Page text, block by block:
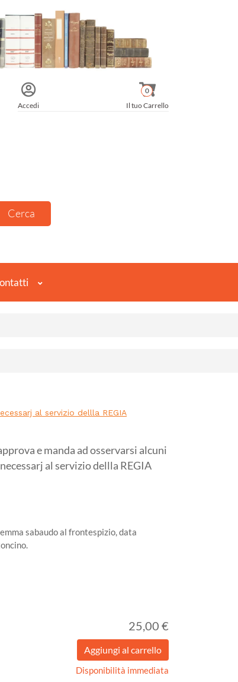
Accedi Il tuo Carrello
0
al servizio dellla REGIA
e manda ad osservarsi alcuni
al servizio dellla REGIA
sabaudo al frontespizio, data
25,00 €
Disponibilità immediata